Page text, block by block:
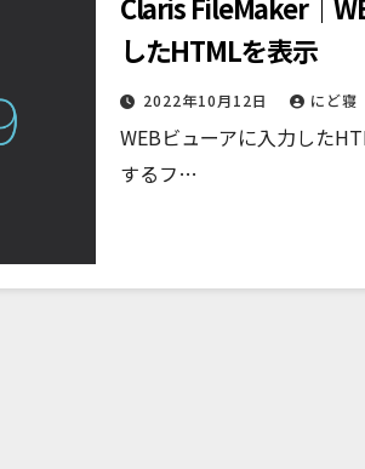
したHTMLを表示
2022年10月12日 にど寝
WEBビューアに入力した
するフ…